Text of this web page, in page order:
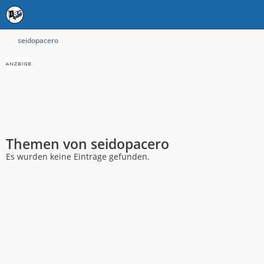
seidopacero
Themen von seidopacero
Es wurden keine Einträge gefunden.